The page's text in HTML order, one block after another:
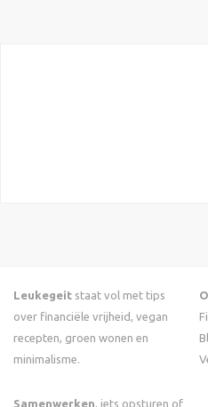
Leukegeit staat vol met tips
over financiële vrijheid, vegan
recepten, groen wonen en
minimalisme.
Samenwerken, iets opsturen of